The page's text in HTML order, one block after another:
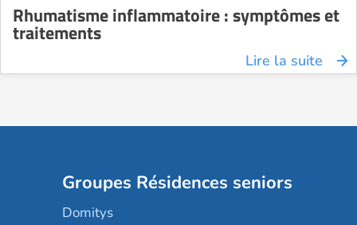
Rhumatisme inflammatoire : symptômes et
traitements
Lire la suite
Groupes Résidences seniors
Domitys